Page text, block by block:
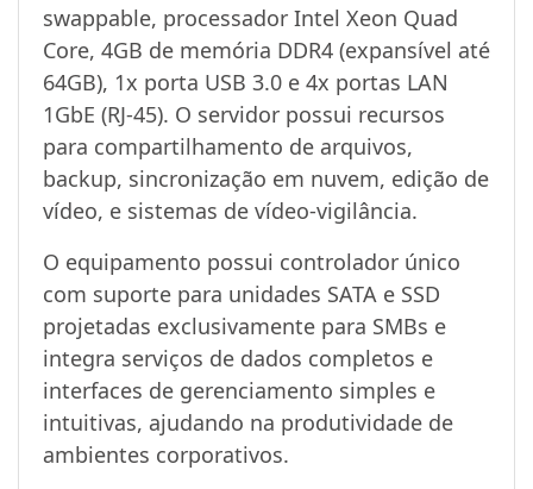
swappable, processador Intel Xeon Quad
Core, 4GB de memória DDR4 (expansível até
64GB), 1x porta USB 3.0 e 4x portas LAN
1GbE (RJ-45). O servidor possui recursos
para compartilhamento de arquivos,
backup, sincronização em nuvem, edição de
vídeo, e sistemas de vídeo-vigilância.
O equipamento possui controlador único
com suporte para unidades SATA e SSD
projetadas exclusivamente para SMBs e
integra serviços de dados completos e
interfaces de gerenciamento simples e
intuitivas, ajudando na produtividade de
ambientes corporativos.